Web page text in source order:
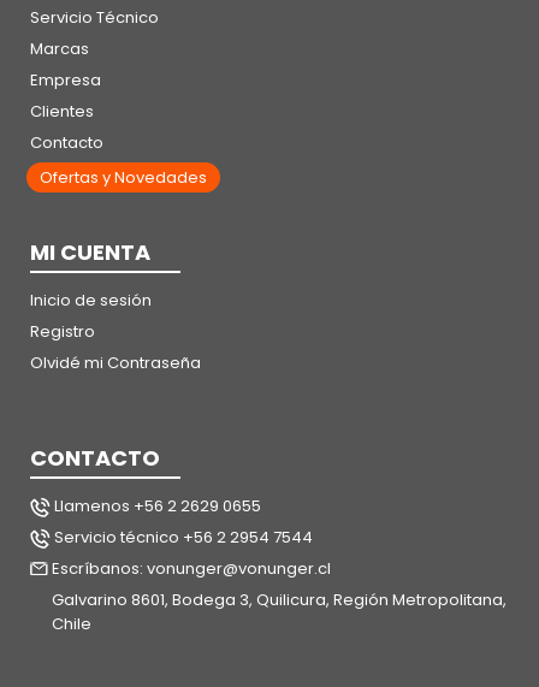
Servicio Técnico
Marcas
Empresa
Clientes
Contacto
Ofertas y Novedades
MI CUENTA
Inicio de sesión
Registro
Olvidé mi Contraseña
CONTACTO
Llamenos +56 2 2629 0655
Servicio técnico +56 2 2954 7544
Escríbanos: vonunger@vonunger.cl
Galvarino 8601, Bodega 3, Quilicura, Región Metropolitana,
Chile